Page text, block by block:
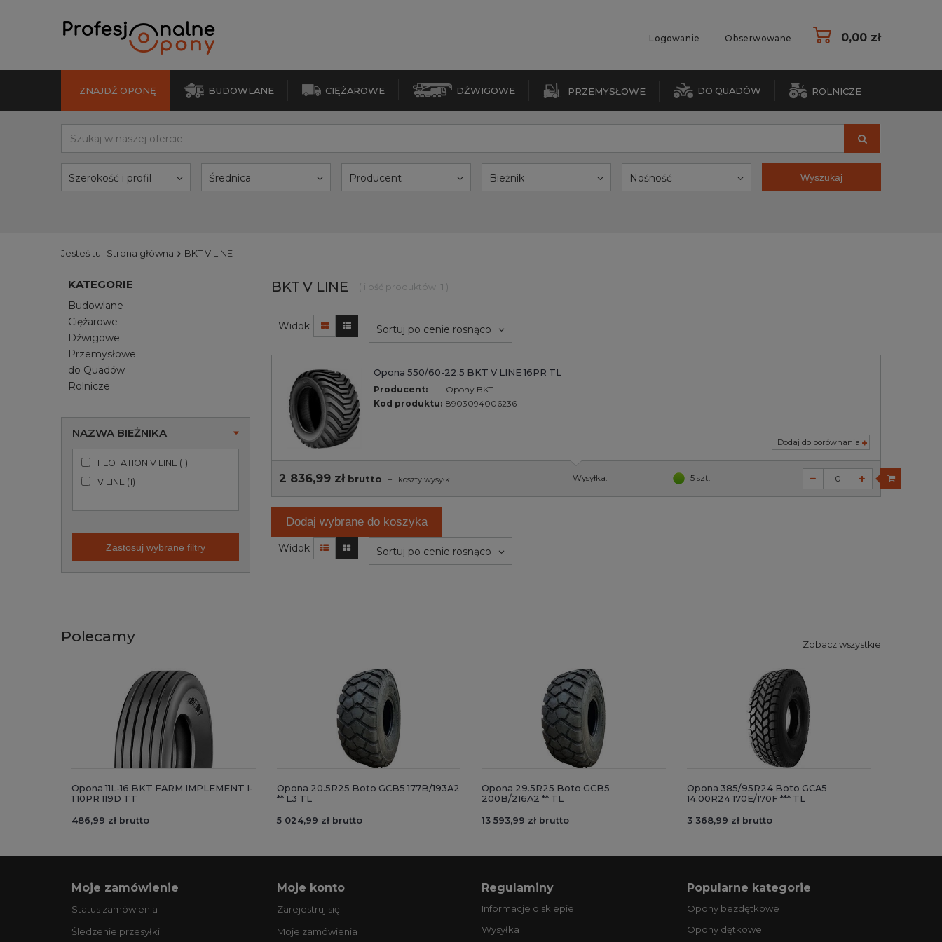
Logowanie Obserwowane 0,00 zł
ZNAJDŹ OPONĘ BUDOWLANE CIĘŻAROWE DŹWIGOWE PRZEMYSŁOWE DO QUADÓW ROLNICZE
Szerokość i profil Średnica Producent Bieżnik Nośność Wyszukaj
Jesteś tu: Strona główna BKT V LINE
KATEGORIE
Budowlane
Ciężarowe
Dźwigowe
Przemysłowe
do Quadów
Rolnicze
NAZWA BIEŻNIKA
FLOTATION V LINE (1)
V LINE (1)
Zastosuj wybrane filtry
BKT V LINE ( ilość produktów: 1 )
Widok Sortuj po cenie rosnąco
Opona 550/60-22.5 BKT V LINE 16PR TL
Producent:
Opony BKT
Kod produktu: 8903094006236
Dodaj do porównania
2 836,99 złbrutto + koszty wysyłki Wysyłka: 5 szt.
Dodaj wybrane do koszyka
Widok Sortuj po cenie rosnąco
Polecamy Zobacz wszystkie
Opona 11L-16 BKT FARM IMPLEMENT I-
1 10PR 119D TT
486,99 zł brutto
Opona 20.5R25 Boto GCB5 177B/193A2
** L3 TL
5 024,99 zł brutto
Opona 29.5R25 Boto GCB5
200B/216A2 ** TL
13 593,99 zł brutto
Opona 385/95R24 Boto GCA5
14.00R24 170E/170F *** TL
3 368,99 zł brutto
Moje zamówienie
Status zamówienia
Śledzenie przesyłki
Moje konto
Zarejestruj się
Moje zamówienia
Regulaminy
Informacje o sklepie
Wysyłka
Popularne kategorie
Opony bezdętkowe
Opony dętkowe